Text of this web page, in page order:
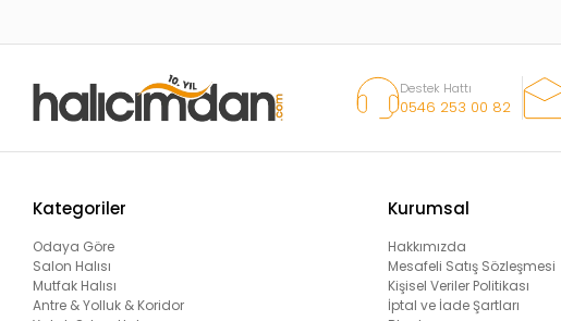
Destek Hattı
0546 253 00 82
Kategoriler
Odaya Göre
Salon Halısı
Mutfak Halısı
Antre & Yolluk & Koridor
Kurumsal
Hakkımızda
Mesafeli Satış Sözleşmesi
Kişisel Veriler Politikası
İptal ve İade Şartları